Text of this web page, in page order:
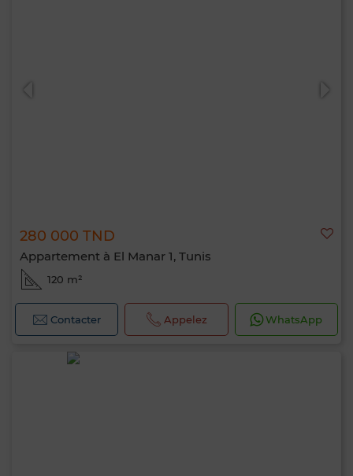
280 000 TND
Appartement à El Manar 1, Tunis
120 m²
Contacter Appelez WhatsApp